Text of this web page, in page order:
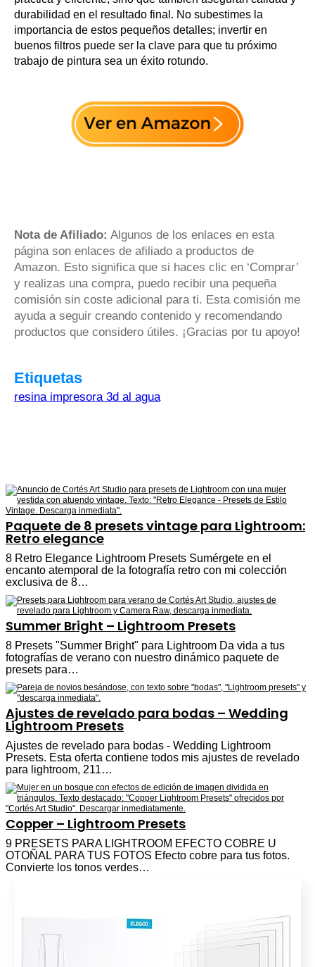
durabilidad en el resultado final. No subestimes la
importancia de estos pequeños detalles; invertir en
buenos filtros puede ser la clave para que tu próximo
trabajo de pintura sea un éxito rotundo.
Nota de Afiliado: Algunos de los enlaces en esta
página son enlaces de afiliado a productos de
Amazon. Esto significa que si haces clic en ‘Comprar’
y realizas una compra, puedo recibir una pequeña
comisión sin coste adicional para ti. Esta comisión me
ayuda a seguir creando contenido y recomendando
productos que considero útiles. ¡Gracias por tu apoyo!
Etiquetas
resina impresora 3d al agua
Paquete de 8 presets vintage para Lightroom:
Retro elegance
8 Retro Elegance Lightroom Presets Sumérgete en el
encanto atemporal de la fotografía retro con mi colección
exclusiva de 8…
Summer Bright – Lightroom Presets
8 Presets "Summer Bright" para Lightroom Da vida a tus
fotografías de verano con nuestro dinámico paquete de
presets para…
Ajustes de revelado para bodas – Wedding
Lightroom Presets
Ajustes de revelado para bodas - Wedding Lightroom
Presets. Esta oferta contiene todos mis ajustes de revelado
para lightroom, 211…
Copper – Lightroom Presets
9 PRESETS PARA LIGHTROOM EFECTO COBRE U
OTOÑAL PARA TUS FOTOS Efecto cobre para tus fotos.
Convierte los tonos verdes…